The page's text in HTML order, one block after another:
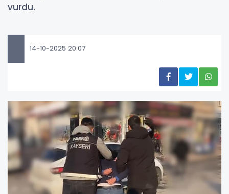
vurdu.
14-10-2025 20:07